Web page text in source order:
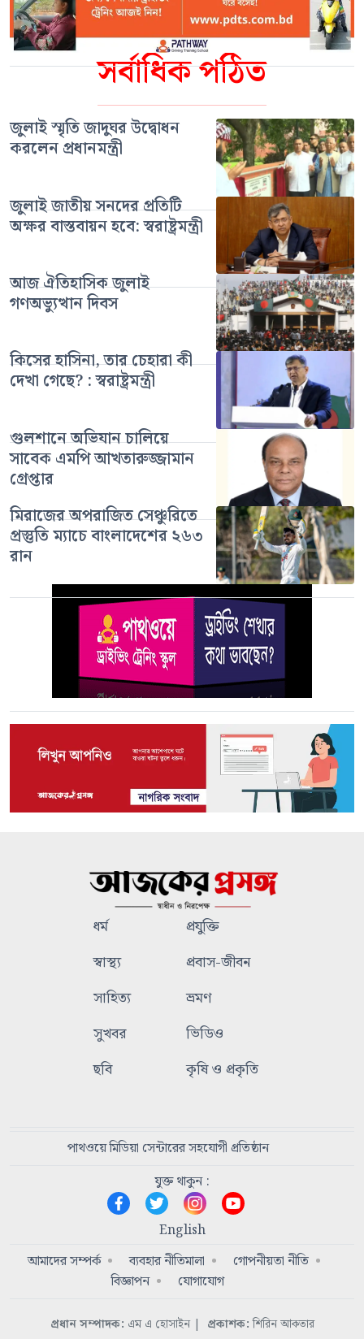
সর্বাধিক পঠিত
জুলাই স্মৃতি জাদুঘর উদ্বোধন
করলেন প্রধানমন্ত্রী
জুলাই জাতীয় সনদের প্রতিটি
অক্ষর বাস্তবায়ন হবে: স্বরাষ্ট্রমন্ত্রী
আজ ঐতিহাসিক জুলাই
গণঅভ্যুত্থান দিবস
কিসের হাসিনা, তার চেহারা কী
দেখা গেছে? : স্বরাষ্ট্রমন্ত্রী
গুলশানে অভিযান চালিয়ে
সাবেক এমপি আখতারুজ্জামান
গ্রেপ্তার
মিরাজের অপরাজিত সেঞ্চুরিতে
প্রস্তুতি ম্যাচে বাংলাদেশের ২৬৩
রান
ধর্ম
প্রযুক্তি
স্বাস্থ্য
প্রবাস-জীবন
সাহিত্য
ভ্রমণ
সুখবর
ভিডিও
ছবি
কৃষি ও প্রকৃতি
পাথওয়ে মিডিয়া সেন্টারের সহযোগী প্রতিষ্ঠান
যুক্ত থাকুন :
English
আমাদের সম্পর্ক
ব্যবহার নীতিমালা
গোপনীয়তা নীতি
বিজ্ঞাপন
যোগাযোগ
প্রধান সম্পাদক: এম এ হোসাইন | প্রকাশক:শিরিন আকতার